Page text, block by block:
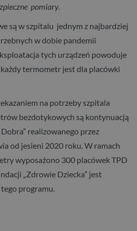
pomiary.
są w szpitalu jednym z najbardziej
w dobie pandemii
tych urządzeń powoduje
termometr jest dla placówki
na potrzeby szpitala
bezdotykowych są kontynuacją
realizowanego przez
od jesieni 2020 roku. W ramach
wyposażono 300 placówek TPD
„Zdrowie Dziecka” jest
programu.